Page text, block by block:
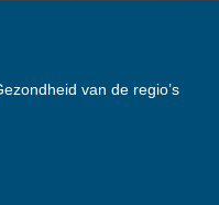
van de regio’s